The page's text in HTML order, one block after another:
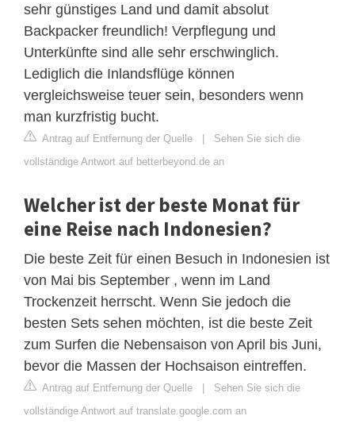
sehr günstiges Land und damit absolut
Backpacker freundlich! Verpflegung und
Unterkünfte sind alle sehr erschwinglich.
Lediglich die Inlandsflüge können
vergleichsweise teuer sein, besonders wenn
man kurzfristig bucht.
Antrag auf Entfernung der Quelle | Sehen Sie sich die
vollständige Antwort auf betterbeyond.de an
Welcher ist der beste Monat für
eine Reise nach Indonesien?
Die beste Zeit für einen Besuch in Indonesien ist
von Mai bis September , wenn im Land
Trockenzeit herrscht. Wenn Sie jedoch die
besten Sets sehen möchten, ist die beste Zeit
zum Surfen die Nebensaison von April bis Juni,
bevor die Massen der Hochsaison eintreffen.
Antrag auf Entfernung der Quelle | Sehen Sie sich die
vollständige Antwort auf translate.google.com an